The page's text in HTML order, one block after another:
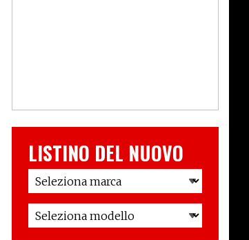
LISTINO DEL NUOVO